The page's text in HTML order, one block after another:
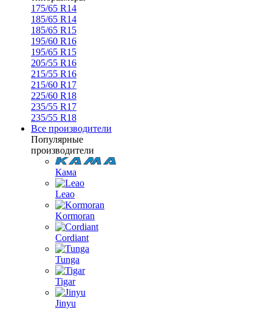
175/65 R14
185/65 R14
185/65 R15
195/60 R16
195/65 R15
205/55 R16
215/55 R16
215/60 R17
225/60 R18
235/55 R17
235/55 R18
Все производители
Популярные
производители
Кама
Leao
Kormoran
Cordiant
Tunga
Tigar
Jinyu